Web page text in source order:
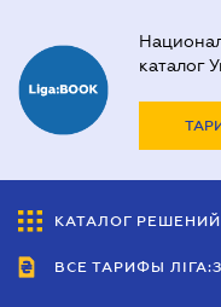
каталог
КАТАЛОГ РЕШЕНИЙ
ВСЕ ТАРИФЫ